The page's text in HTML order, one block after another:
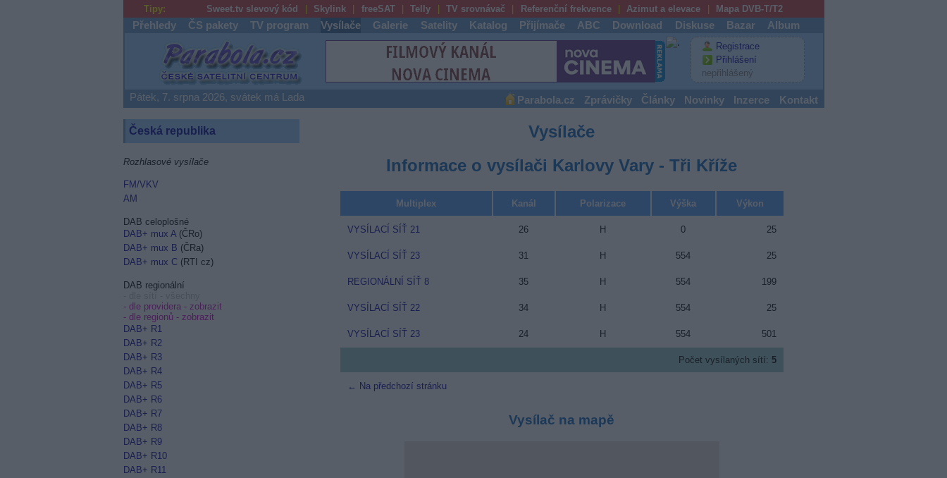
Tipy: Sweet.tv slevový kód Skylink freeSAT Telly TV srovnávač Referenční frekvence Azimut a elevace Mapa DVB-T/T2
Přehledy ČS pakety TV program Vysílače Galerie Satelity Katalog Přijímače ABC Download Diskuse Bazar Album
Parabola.cz
Registrace
Přihlášení
nepřihlášený
Pátek, 7. srpna 2026, svátek má Lada Parabola.cz Zprávičky Články Novinky Inzerce Kontakt
Česká republika
Rozhlasové vysílače
FM/VKV
AM
DAB celoplošné
DAB+ mux A(ČRo)
DAB+ mux B (ČRa)
DAB+ mux C(RTI cz)
DAB regionální
- dle providera - zobrazit
- dle regionů - zobrazit
DAB+ R1
DAB+ R2
DAB+ R3
DAB+ R4
DAB+ R5
DAB+ R6
DAB+ R7
DAB+ R8
DAB+ R9
DAB+ R10
DAB+ R11
Vysílače
Informace o vysílači Karlovy Vary - Tři Kříže
Multiplex Kanál Polarizace Výška Výkon
VYSÍLACÍ SÍŤ 21 26 H 0 25
VYSÍLACÍ SÍŤ 23 31 H 554 25
REGIONÁLNÍ SÍŤ 8 35 H 554 199
VYSÍLACÍ SÍŤ 22 34 H 554 25
VYSÍLACÍ SÍŤ 23 24 H 554 501
Počet vysílaných sítí: 5
← Na předchozí stránku
Vysílač na mapě